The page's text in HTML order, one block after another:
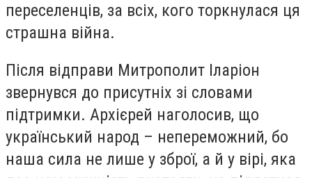
переселенців, за всіх, кого торкнулася ця
страшна війна.
Після відправи Митрополит Іларіон
звернувся до присутніх зі словами
підтримки. Архієрей наголосив, що
український народ – непереможний, бо
наша сила не лише у зброї, а й у вірі, яка